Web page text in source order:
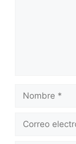
electrónico